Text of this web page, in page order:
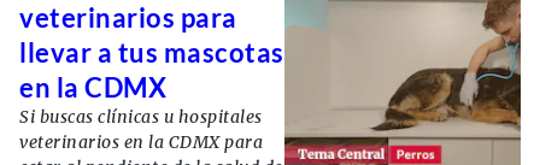
veterinarios para
llevar a tus mascotas
en la CDMX
Si buscas clínicas u hospitales
veterinarios en la CDMX para